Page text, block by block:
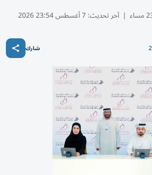
| آخر تحديث:7 أغسطس 23:54 2026
شارك